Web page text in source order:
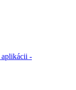
-